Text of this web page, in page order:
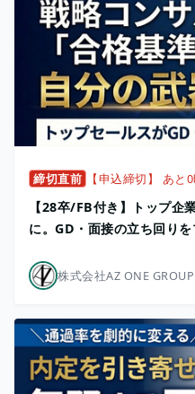
締切直前 【申込締切】 あと
【28卒/FB付き】トップ企
に。GD・面接の立ち回り
株式会社AZ ONE GROUP